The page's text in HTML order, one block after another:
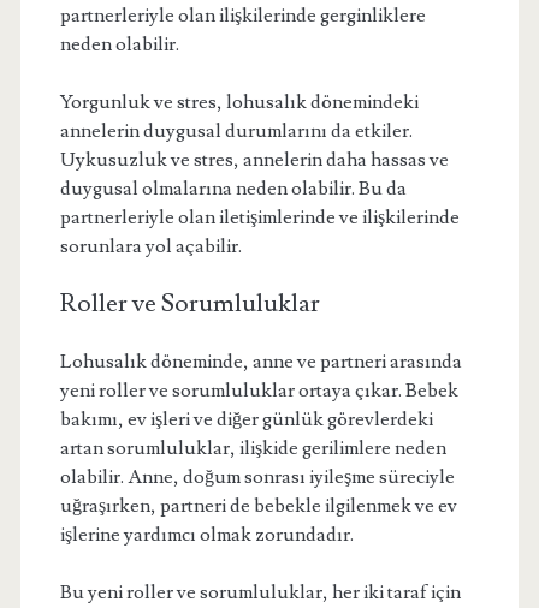
partnerleriyle olan ilişkilerinde gerginliklere
neden olabilir.
Yorgunluk ve stres, lohusalık dönemindeki
annelerin duygusal durumlarını da etkiler.
Uykusuzluk ve stres, annelerin daha hassas ve
duygusal olmalarına neden olabilir. Bu da
partnerleriyle olan iletişimlerinde ve ilişkilerinde
sorunlara yol açabilir.
Roller ve Sorumluluklar
Lohusalık döneminde, anne ve partneri arasında
yeni roller ve sorumluluklar ortaya çıkar. Bebek
bakımı, ev işleri ve diğer günlük görevlerdeki
artan sorumluluklar, ilişkide gerilimlere neden
olabilir. Anne, doğum sonrası iyileşme süreciyle
uğraşırken, partneri de bebekle ilgilenmek ve ev
işlerine yardımcı olmak zorundadır.
Bu yeni roller ve sorumluluklar, her iki taraf için